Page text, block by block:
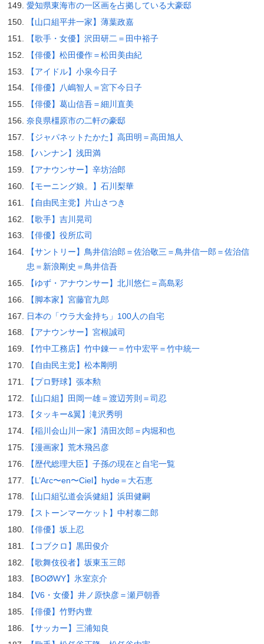
愛知県東海市の一区画を占拠している大豪邸
【山口組平井一家】薄葉政嘉
【歌手・女優】沢田研二＝田中裕子
【俳優】松田優作＝松田美由紀
【アイドル】小泉今日子
【俳優】八嶋智人＝宮下今日子
【俳優】葛山信吾＝細川直美
奈良県橿原市の二軒の豪邸
【ジャパネットたかた】高田明＝高田旭人
【ハンナン】浅田満
【アナウンサー】辛坊治郎
【モーニング娘。】石川梨華
【自由民主党】片山さつき
【歌手】吉川晃司
【俳優】役所広司
【サントリー】鳥井信治郎＝佐治敬三＝鳥井信一郎＝佐治信
忠＝新浪剛史＝鳥井信吾
【ゆず・アナウンサー】北川悠仁＝高島彩
【脚本家】宮藤官九郎
日本の「ウラ大金持ち」100人の自宅
【アナウンサー】宮根誠司
【竹中工務店】竹中錬一＝竹中宏平＝竹中統一
【自由民主党】松本剛明
【プロ野球】張本勲
【山口組】田岡一雄＝渡辺芳則＝司忍
【タッキー&翼】滝沢秀明
【稲川会山川一家】清田次郎＝内堀和也
【漫画家】荒木飛呂彦
【歴代総理大臣】子孫の現在と自宅一覧
【L’Arc〜en〜Ciel】hyde＝大石恵
【山口組弘道会浜健組】浜田健嗣
【ストーンマーケット】中村泰二郎
【俳優】坂上忍
【コブクロ】黒田俊介
【歌舞伎役者】坂東玉三郎
【BOØWY】氷室京介
【V6・女優】井ノ原快彦＝瀬戸朝香
【俳優】竹野内豊
【サッカー】三浦知良